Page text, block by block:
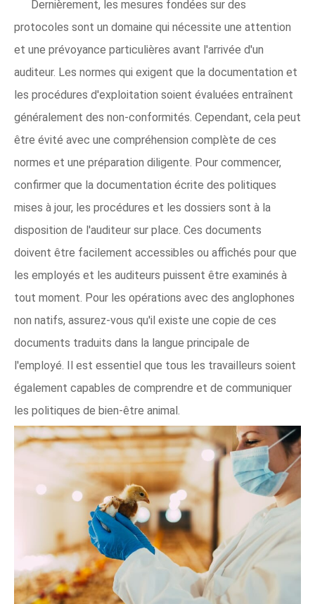
Dernièrement, les mesures fondées sur des
protocoles sont un domaine qui nécessite une attention
et une prévoyance particulières avant l'arrivée d'un
auditeur. Les normes qui exigent que la documentation et
les procédures d'exploitation soient évaluées entraînent
généralement des non-conformités. Cependant, cela peut
être évité avec une compréhension complète de ces
normes et une préparation diligente. Pour commencer,
confirmer que la documentation écrite des politiques
mises à jour, les procédures et les dossiers sont à la
disposition de l'auditeur sur place. Ces documents
doivent être facilement accessibles ou affichés pour que
les employés et les auditeurs puissent être examinés à
tout moment. Pour les opérations avec des anglophones
non natifs, assurez-vous qu'il existe une copie de ces
documents traduits dans la langue principale de
l'employé. Il est essentiel que tous les travailleurs soient
également capables de comprendre et de communiquer
les politiques de bien-être animal.